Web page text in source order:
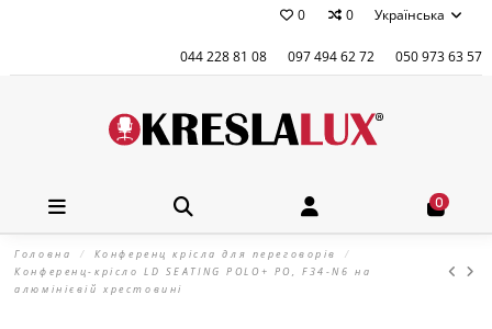
0 0 Українська
044 228 81 08 097 494 62 72 050 973 63 57
0
Головна
Конференц крісла для переговорів
Конференц-крісло LD SEATING POLO+ PO, F34-N6 на
алюмінієвій хрестовині